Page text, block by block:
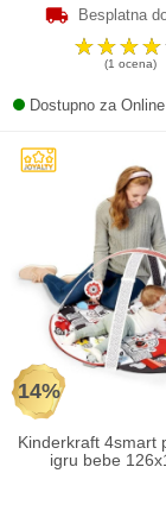
Besplatna
☆
☆
☆
☆
(1 ocena)
Dostupno za
14%
Kinderkraft 4smart
igru bebe